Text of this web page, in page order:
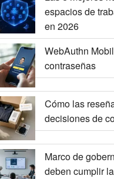
espacios de
en 2026
WebAuthn
contraseñas
Cómo las
decisiones de
Marco de
deben cumplir